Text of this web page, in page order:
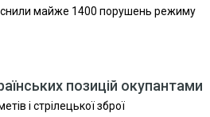
майже 1400 порушень режиму
позицій окупантами
і стрілецької зброї